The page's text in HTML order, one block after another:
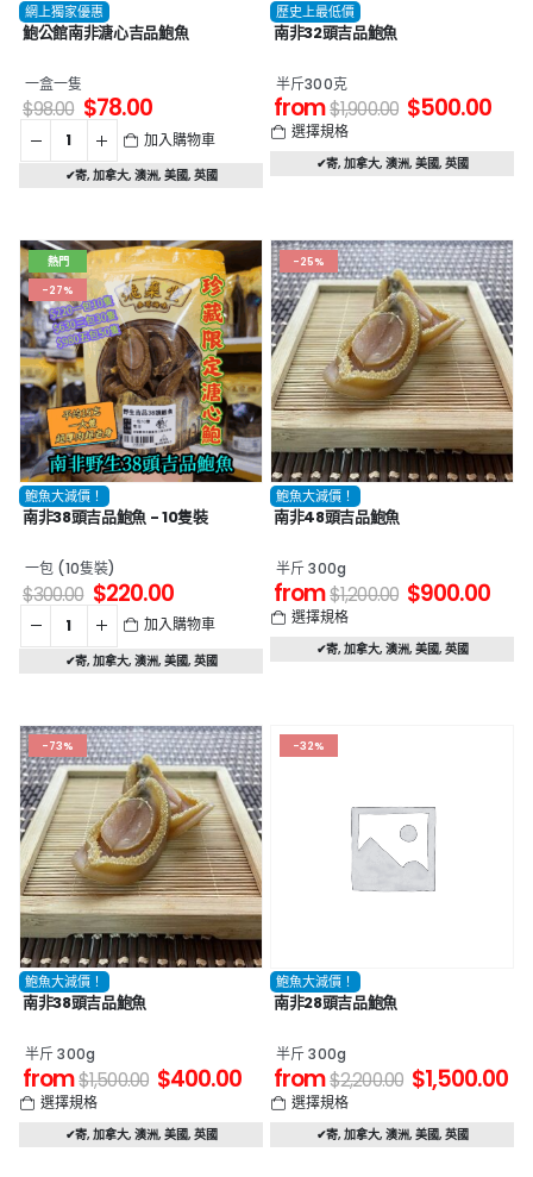
網上獨家優惠
鮑公館南非溏心吉品鮑魚
一盒一隻
$98.00 $78.00
加入購物車
✔寄, 加拿大, 澳洲, 美國, 英國
歷史上最低價
南非32頭吉品鮑魚
半斤300克
from$1,900.00 $500.00
選擇規格
✔寄, 加拿大, 澳洲, 美國, 英國
熱門
-27%
鮑魚大減價！
南非38頭吉品鮑魚 - 10隻裝
一包 (10隻裝)
$300.00 $220.00
加入購物車
✔寄, 加拿大, 澳洲, 美國, 英國
-25%
鮑魚大減價！
南非48頭吉品鮑魚
半斤 300g
from$1,200.00 $900.00
選擇規格
✔寄, 加拿大, 澳洲, 美國, 英國
-73%
鮑魚大減價！
南非38頭吉品鮑魚
半斤 300g
from$1,500.00 $400.00
選擇規格
✔寄, 加拿大, 澳洲, 美國, 英國
-32%
鮑魚大減價！
南非28頭吉品鮑魚
半斤 300g
from$2,200.00 $1,500.00
選擇規格
✔寄, 加拿大, 澳洲, 美國, 英國